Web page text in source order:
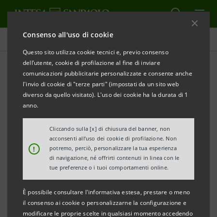
Consenso all'uso di cookie
Questo sito utilizza cookie tecnici e, previo consenso
dell’utente, cookie di profilazione al fine di inviare
comunicazioni pubblicitarie personalizzate e consente anche
l'invio di cookie di "terze parti" (impostati da un sito web
diverso da quello visitato). L'uso dei cookie ha la durata di 1
anno.
!
Cliccando sulla [x] di chiusura del banner, non
acconsenti all’uso dei cookie di profilazione. Non
potremo, perciò, personalizzare la tua esperienza
di navigazione, né offrirti contenuti in linea con le
tue preferenze o i tuoi comportamenti online.
È possibile consultare l'informativa estesa, prestare o meno
il consenso ai cookie o personalizzarne la configurazione e
modificare le proprie scelte in qualsiasi momento accedendo
Comunicati stampa
STAMPA AGGIORNA
INTESA SANPAOLO: L’ITALIA E LA RIFORMA DELLA
GOVERNANCE EUROPEA
partecipazione di Giancarlo Giorgetti,
Ministro dell’Economia e delle Finanze, di
rappresentanti delle istituzioni europee e
del mondo accademico
Al centro del confronto la Comunicazione
dello scorso novembre della Commissione